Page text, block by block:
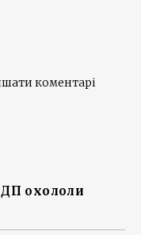
коментарі
ДП охололи